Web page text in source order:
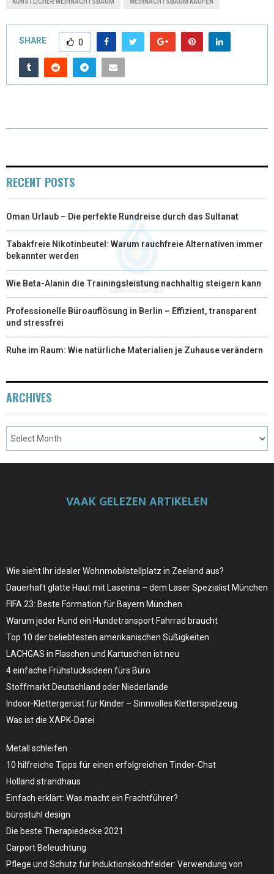
I
T
T
R
O
O E
T
I
SHARE 0
RECENT POSTS
Oman Urlaub – Die perfekte Rundreise durch das Sultanat
Tabakfreie Nikotinbeutel: Warum rauchfreie Alternativen immer
bekannter werden
Wie Beta-Alanin die Trainingsleistung nachhaltig steigern kann
Professionelle Büroauflösung in Berlin – Effizient, transparent
und stressfrei
Ruhe im Raum: Wie natürliche Materialien je Zuhause verändern
ARCHIVES
VAAK GELEZEN ARTIKELEN
Wie sieht Ihr idealer Wohnmobilstellplatz in Zeeland aus?
Dauerhaft glatte Haut mit Laserina – dem Laser Spezialist München
FIFA 23: Beste Formation für Bayern München
Warum jeder Hund ein Hundetransport Fahrrad braucht
Top 10 der beliebtesten amerikanischen Süßigkeiten
LACHGAS in Flaschen und Kartuschen ist neu
4 einfache Frühstücksideen fürs Büro
Stoffmarkt Deutschland oder Niederlande
Indoor-Klettergerüst für Kinder – Sinnvolles Kletterspielzeug
Was ist die XAPK-Datei
Metall schleifen
10 hilfreiche Tipps für einen erfolgreichen Tinder-Chat
Holland strandhaus
Einfach erklärt: Was macht ein Frachtführer?
bürostuhl design
Die beste Therapiedecke 2021
Carport Beleuchtung
Pflege und Schutz für Induktionskochfelder: Verwendung von